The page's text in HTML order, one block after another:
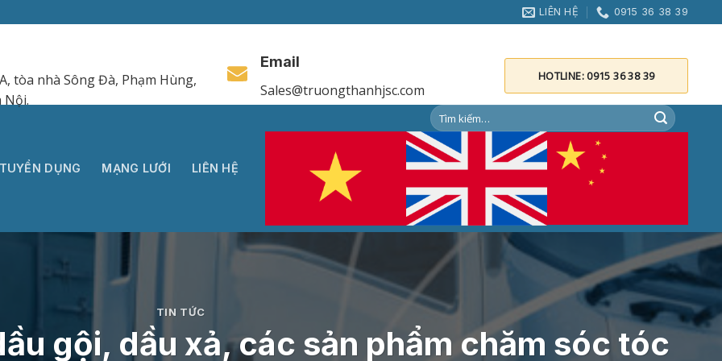
LIÊN HỆ 0915 36 38 39
tòa nhà Sông Đà, Phạm Hùng,
Nội.
Email
Sales@truongthanhjsc.com
HOTLINE: 0915 36 38 39
TUYỂN DỤNG MẠNG LƯỚI LIÊN HỆ
TIN TỨC
gội, dầu xả, các sản phẩm chăm sóc tóc